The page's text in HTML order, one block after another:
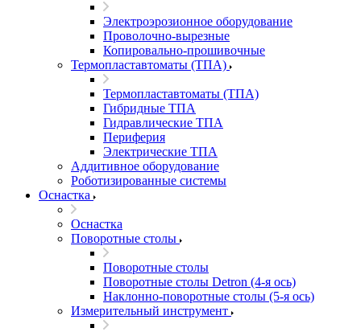
Электроэрозионное оборудование
Проволочно-вырезные
Копировально-прошивочные
Термопластавтоматы (ТПА)
Термопластавтоматы (ТПА)
Гибридные ТПА
Гидравлические ТПА
Периферия
Электрические ТПА
Аддитивное оборудование
Роботизированные системы
Оснастка
Оснастка
Поворотные столы
Поворотные столы
Поворотные столы Detron (4-я ось)
Наклонно-поворотные столы (5-я ось)
Измерительный инструмент